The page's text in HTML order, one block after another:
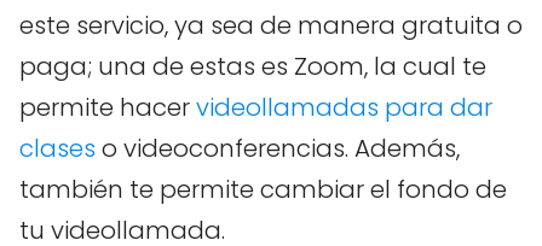
este servicio, ya sea de manera gratuita o
paga; una de estas es Zoom, la cual te
permite hacervideollamadas para dar
clases o videoconferencias. Además,
también te permite cambiar el fondo de
tu videollamada.